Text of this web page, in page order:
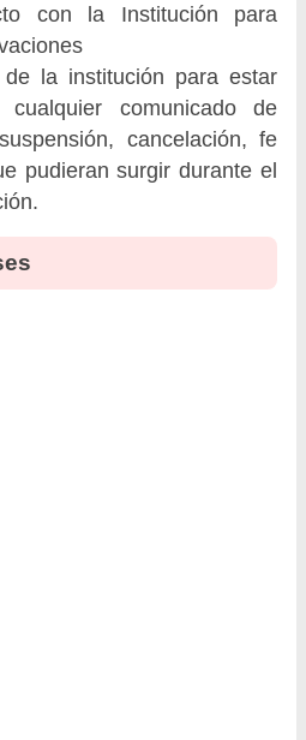
con la Institución para
la institución para estar
cualquier comunicado de
cancelación, fe
pudieran surgir durante el